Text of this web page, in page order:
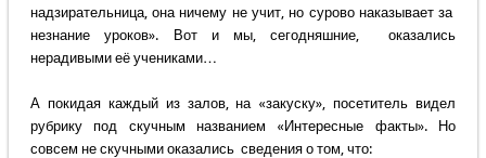
надзирательница, она ничему не учит, но сурово наказывает за
незнание уроков». Вот и мы, сегодняшние, оказались
нерадивыми её учениками…
А покидая каждый из залов, на «закуску», посетитель видел
рубрику под скучным названием «Интересные факты». Но
совсем не скучными оказались сведения о том, что: